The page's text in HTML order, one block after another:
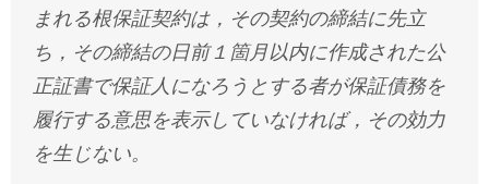
まれる根保証契約は，その契約の締結に先立
ち，その締結の日前１箇月以内に作成された公
正証書で保証人になろうとする者が保証債務を
履行する意思を表示していなければ，その効力
を生じない。